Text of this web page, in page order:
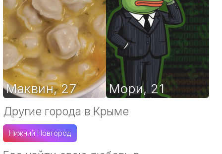
Маквин,27 Мори, 21
Другие города в Крыме
Нижний Новгород